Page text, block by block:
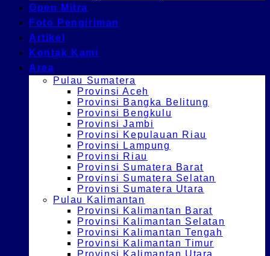
Open Mitra
Foto Pengiriman
Artikel
Kontak Kami
Area
Pulau Sumatera
Provinsi Aceh
Provinsi Bangka Belitung
Provinsi Bengkulu
Provinsi Jambi
Provinsi Kepulauan Riau
Provinsi Lampung
Provinsi Riau
Provinsi Sumatera Barat
Provinsi Sumatera Selatan
Provinsi Sumatera Utara
Pulau Kalimantan
Provinsi Kalimantan Barat
Provinsi Kalimantan Selatan
Provinsi Kalimantan Tengah
Provinsi Kalimantan Timur
Provinsi Kalimantan Utara